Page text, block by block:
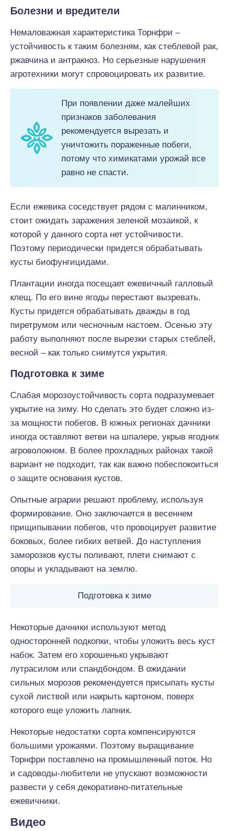
Болезни и вредители
Немаловажная характеристика Торнфри –
устойчивость к таким болезням, как стеблевой рак,
ржавчина и антракноз. Но серьезные нарушения
агротехники могут спровоцировать их развитие.
При появлении даже малейших
признаков заболевания
рекомендуется вырезать и
уничтожить пораженные побеги,
потому что химикатами урожай все
равно не спасти.
Если ежевика соседствует рядом с малинником,
стоит ожидать заражения зеленой мозаикой, к
которой у данного сорта нет устойчивости.
Поэтому периодически придется обрабатывать
кусты биофунгицидами.
Плантации иногда посещает ежевичный галловый
клещ. По его вине ягоды перестают вызревать.
Кусты придется обрабатывать дважды в год
пиретрумом или чесночным настоем. Осенью эту
работу выполняют после вырезки старых стеблей,
весной – как только снимутся укрытия.
Подготовка к зиме
Слабая морозоустойчивость сорта подразумевает
укрытие на зиму. Но сделать это будет сложно из-
за мощности побегов. В южных регионах дачники
иногда оставляют ветви на шпалере, укрыв ягодник
агроволокном. В более прохладных районах такой
вариант не подходит, так как важно побеспокоиться
о защите основания кустов.
Опытные аграрии решают проблему, используя
формирование. Оно заключается в весеннем
прищипывании побегов, что провоцирует развитие
боковых, более гибких ветвей. До наступления
заморозков кусты поливают, плети снимают с
опоры и укладывают на землю.
Подготовка к зиме
Некоторые дачники используют метод
односторонней подкопки, чтобы уложить весь куст
набок. Затем его хорошенько укрывают
лутрасилом или спандбондом. В ожидании
сильных морозов рекомендуется присыпать кусты
сухой листвой или накрыть картоном, поверх
которого еще уложить лапник.
Некоторые недостатки сорта компенсируются
большими урожаями. Поэтому выращивание
Торнфри поставлено на промышленный поток. Но
и садоводы-любители не упускают возможности
развести у себя декоративно-питательные
ежевичники.
Видео